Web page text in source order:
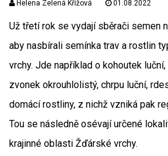
Helena Zelená Křížová 01.08.2022
Už třetí rok se vydají sběrači semen
aby nasbírali semínka trav a rostlin
vrchy. Jde například o kohoutek
zvonek okrouhlolistý, chrpu luční,
domácí rostliny, z nichž vzniká pak
Tou se následně osévají určené
krajinné oblasti Žďárské vrchy.